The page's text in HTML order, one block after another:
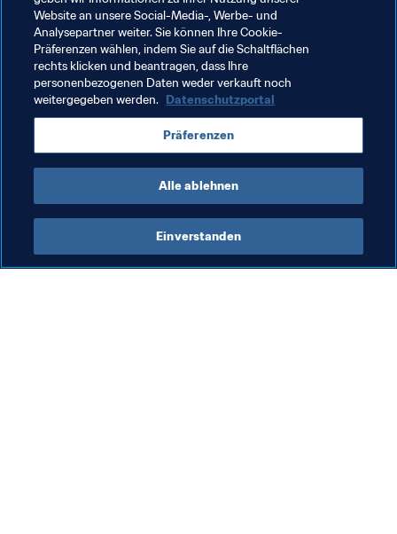
Herausforderung und das WM-Tippspiel auf Euch. Die
Spiele sind kostenfrei, haben einen hohen Spaßfaktor
und bieten fantastische Preise. Mit dem Panini Digital
Sticker Album könnt Ihr Sticker einkleben, tauschen und
teilen. Wählt bei allen 64 Spielen der WM 2018 in
Russland den Man of the Match, und stellt Euer Fan
Dream Team des Turniers zusammen.
Website an unsere Social-Media-, Werbe- und
Analysepartner weiter. Sie können Ihre Cookie-
Präferenzen wählen, indem Sie auf die Schaltflächen
rechts klicken und beantragen, dass Ihre
personenbezogenen Daten weder verkauft noch
weitergegeben werden. Datenschutzportal
Präferenzen
Alle ablehnen
Einverstanden